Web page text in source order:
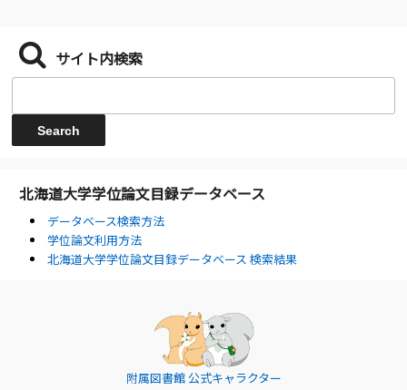
サイト内検索
北海道大学学位論文目録データベース
データベース検索方法
学位論文利用方法
北海道大学学位論文目録データベース 検索結果
附属図書館 公式キャラクター